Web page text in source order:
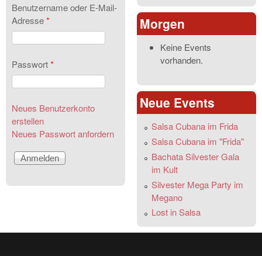
Benutzername oder E-Mail-
Adresse*
Passwort*
Neues Benutzerkonto
erstellen
Neues Passwort anfordern
Morgen
Keine Events
vorhanden.
Neue Events
Salsa Cubana im Frida
Salsa Cubana im "Frida"
Bachata Silvester Gala
im Kult
Silvester Mega Party im
Megano
Lost in Salsa